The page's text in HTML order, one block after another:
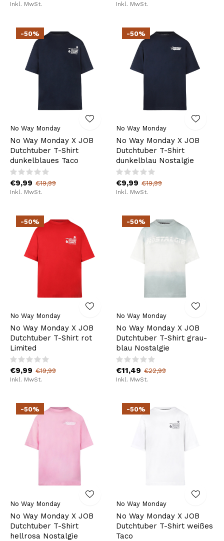
Inkl. MwSt. Inkl. MwSt.
-50%
No Way Monday
No Way Monday X JOB
Dutchtuber T-Shirt
dunkelblaues Taco
€9,99 €19,99
Inkl. MwSt.
-50%
No Way Monday
No Way Monday X JOB
Dutchtuber T-Shirt
dunkelblau Nostalgie
€9,99 €19,99
Inkl. MwSt.
-50%
No Way Monday
No Way Monday X JOB
Dutchtuber T-Shirt rot
Limited
€9,99 €19,99
Inkl. MwSt.
-50%
No Way Monday
No Way Monday X JOB
Dutchtuber T-Shirt grau-
blau Nostalgie
€11,49 €22,99
Inkl. MwSt.
-50%
No Way Monday
No Way Monday X JOB
Dutchtuber T-Shirt
hellrosa Nostalgie
-50%
No Way Monday
No Way Monday X JOB
Dutchtuber T-Shirt weißes
Taco